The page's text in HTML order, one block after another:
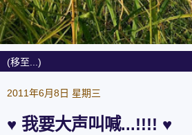
2011年6月8日 星期三
♥ 我要大声叫喊...!!!! ♥